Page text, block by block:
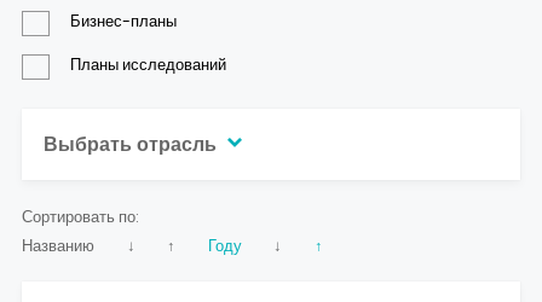
Контакты
Сортировать по:
Названию
↓ ↑ Году ↓ ↑
Бизнес-планы
Планы исследований
Выбрать отрасль